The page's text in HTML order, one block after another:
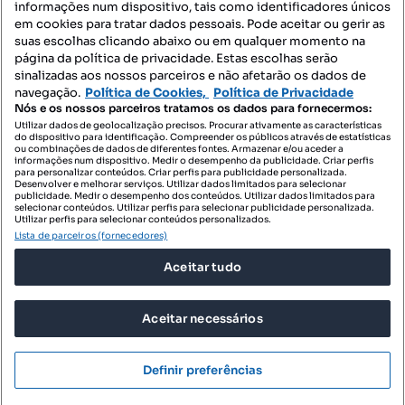
Mapa do Site
Contacte-nos
SIGA-NOS:
DESCARREGAR NA:
© 2026 Imovirtual.com, OLX Portugal, S.A.
TERMOS DE UTILIZAÇÃO
POLÍTICA DE PRIVACIDADE
CONFIGURAÇÕES DE PRIVACIDADE
informações num dispositivo, tais como identificadores únicos
em cookies para tratar dados pessoais. Pode aceitar ou gerir as
suas escolhas clicando abaixo ou em qualquer momento na
página da política de privacidade. Estas escolhas serão
sinalizadas aos nossos parceiros e não afetarão os dados de
navegação. Política de Cookies, Política de Privacidade
Nós e os nossos parceiros tratamos os dados para fornecermos:
Utilizar dados de geolocalização precisos. Procurar ativamente as características
do dispositivo para identificação. Compreender os públicos através de estatísticas
ou combinações de dados de diferentes fontes. Armazenar e/ou aceder a
informações num dispositivo. Medir o desempenho da publicidade. Criar perfis
para personalizar conteúdos. Criar perfis para publicidade personalizada.
Desenvolver e melhorar serviços. Utilizar dados limitados para selecionar
publicidade. Medir o desempenho dos conteúdos. Utilizar dados limitados para
selecionar conteúdos. Utilizar perfis para selecionar publicidade personalizada.
Utilizar perfis para selecionar conteúdos personalizados.
Lista de parceiros (fornecedores)
Aceitar tudo
Aceitar necessários
Definir preferências